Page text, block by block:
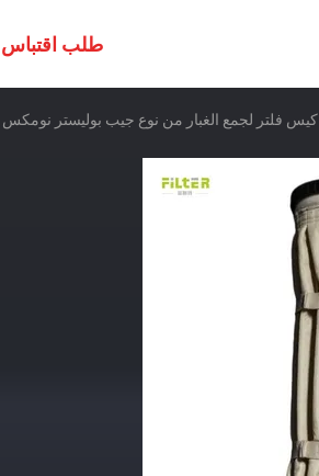
طلب اقتباس
كيس فلتر لجمع الغبار من نوع جيب بوليستر